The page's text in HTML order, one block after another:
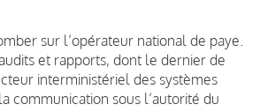
sur l’opérateur national de paye.
et rapports, dont le dernier de
interministériel des systèmes
communication sous l’autorité du